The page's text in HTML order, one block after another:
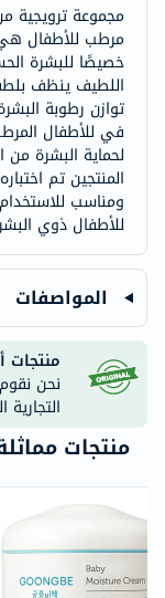
مجموعة
مرطب للأطفال
خصيصًا للبشرة
اللطيف ينظف
توازن رطوبة
في للأطفال
لحماية البشرة
المنتجين تم
ومناسب
للأطفال ذوي
المواصفات
منتجات
نحن
منتجات